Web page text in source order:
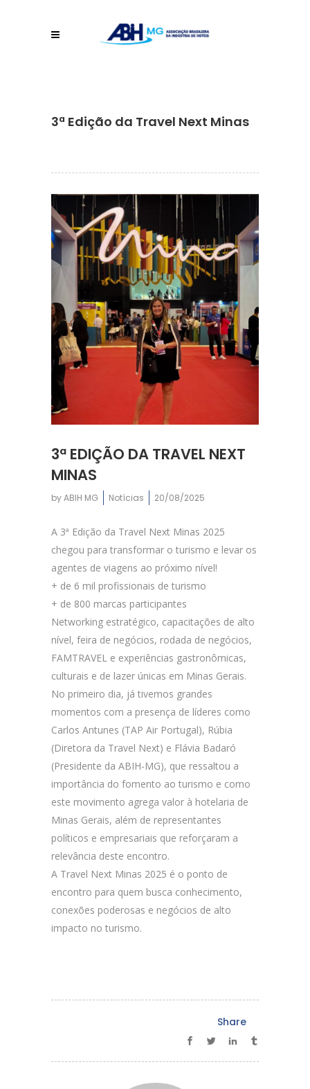
3ª Edição da Travel Next Minas
3ª EDIÇÃO DA TRAVEL NEXT
MINAS
byABIH MG Notícias 20/08/2025
A 3ª Edição da Travel Next Minas 2025
chegou para transformar o turismo e levar os
agentes de viagens ao próximo nível!
+ de 6 mil profissionais de turismo
+ de 800 marcas participantes
Networking estratégico, capacitações de alto
nível, feira de negócios, rodada de negócios,
FAMTRAVEL e experiências gastronômicas,
culturais e de lazer únicas em Minas Gerais.
No primeiro dia, já tivemos grandes
momentos com a presença de líderes como
Carlos Antunes (TAP Air Portugal), Rúbia
(Diretora da Travel Next) e Flávia Badaró
(Presidente da ABIH-MG), que ressaltou a
importância do fomento ao turismo e como
este movimento agrega valor à hotelaria de
Minas Gerais, além de representantes
políticos e empresariais que reforçaram a
relevância deste encontro.
A Travel Next Minas 2025 é o ponto de
encontro para quem busca conhecimento,
conexões poderosas e negócios de alto
impacto no turismo.
Share